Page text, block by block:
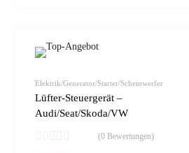
Elektrik/Generator/Starter/Scheinwerfer
Lüfter-Steuergerät –
Audi/Seat/Skoda/VW
(0 Bewertungen)